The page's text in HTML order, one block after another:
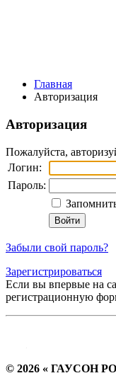
Главная
Авторизация
Авторизация
Пожалуйста,
Логин:
Пароль:
Забыли свой пароль?
Зарегистрироваться
Если вы впервые на
регистрационную
© 2026 « ГАУСОН РО